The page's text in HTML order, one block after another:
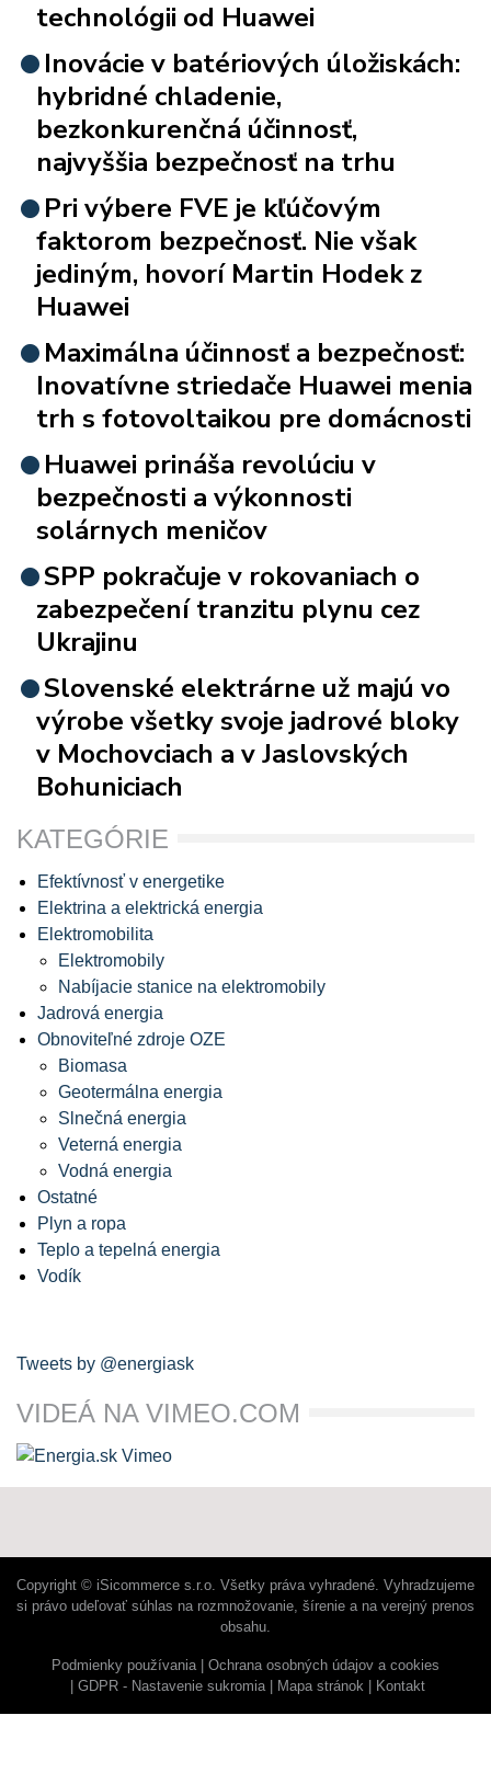
technológii od Huawei
Inovácie v batériových úložiskách:
hybridné chladenie,
bezkonkurenčná účinnosť,
najvyššia bezpečnosť na trhu
Pri výbere FVE je kľúčovým
faktorom bezpečnosť. Nie však
jediným, hovorí Martin Hodek z
Huawei
Maximálna účinnosť a bezpečnosť:
Inovatívne striedače Huawei menia
trh s fotovoltaikou pre domácnosti
Huawei prináša revolúciu v
bezpečnosti a výkonnosti
solárnych meničov
SPP pokračuje v rokovaniach o
zabezpečení tranzitu plynu cez
Ukrajinu
Slovenské elektrárne už majú vo
výrobe všetky svoje jadrové bloky
v Mochovciach a v Jaslovských
Bohuniciach
KATEGÓRIE
Efektívnosť v energetike
Elektrina a elektrická energia
Elektromobilita
Elektromobily
Nabíjacie stanice na elektromobily
Jadrová energia
Obnoviteľné zdroje OZE
Biomasa
Geotermálna energia
Slnečná energia
Veterná energia
Vodná energia
Ostatné
Plyn a ropa
Teplo a tepelná energia
Vodík
Tweets by @energiask
VIDEÁ NA VIMEO.COM
Copyright © iSicommerce s.r.o. Všetky práva vyhradené. Vyhradzujeme
si právo udeľovať súhlas na rozmnožovanie, šírenie a na verejný prenos
obsahu.
Podmienky používania
Ochrana osobných údajov a cookies
GDPR - Nastavenie sukromia
Mapa stránok Kontakt